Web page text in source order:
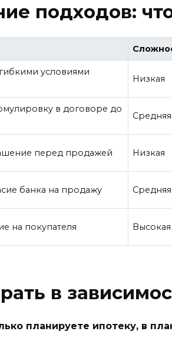
подходов:
условиями
Низкая
в договоре до
Средняя
перед продажей Низкая
банка на продажу Средняя
на покупателя Высокая
в
планируете ипотеку, в